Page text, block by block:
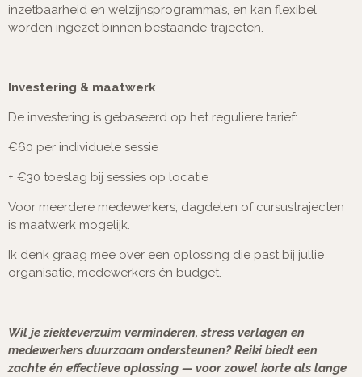
inzetbaarheid en welzijnsprogramma’s, en kan flexibel
worden ingezet binnen bestaande trajecten.
Investering & maatwerk
De investering is gebaseerd op het reguliere tarief:
€60 per individuele sessie
+ €30 toeslag bij sessies op locatie
Voor meerdere medewerkers, dagdelen of cursustrajecten
is maatwerk mogelijk.
Ik denk graag mee over een oplossing die past bij jullie
organisatie, medewerkers én budget.
Wil je ziekteverzuim verminderen, stress verlagen en
medewerkers duurzaam ondersteunen? Reiki biedt een
zachte én effectieve oplossing — voor zowel korte als lange